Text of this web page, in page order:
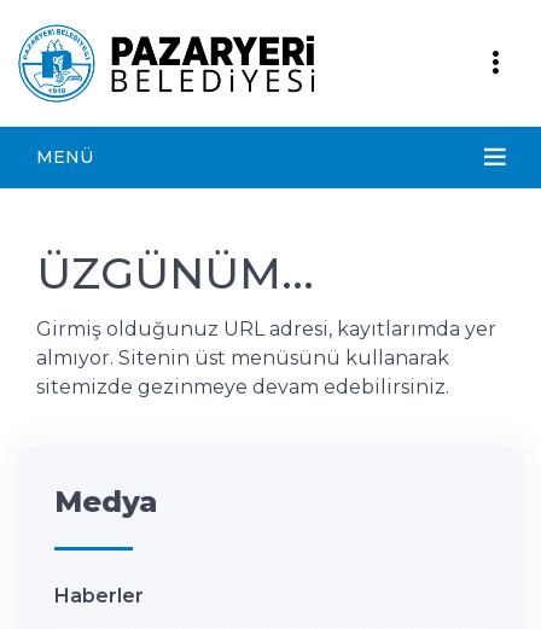
MENÜ
ÜZGÜNÜM...
Girmiş olduğunuz URL adresi, kayıtlarımda yer
almıyor. Sitenin üst menüsünü kullanarak
sitemizde gezinmeye devam edebilirsiniz.
Medya
Haberler